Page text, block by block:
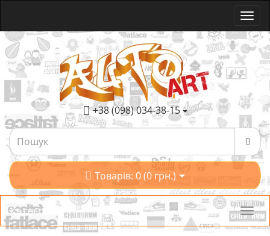
+38 (098) 034-38-15
Товарів: 0 (0 грн.)
Категорії